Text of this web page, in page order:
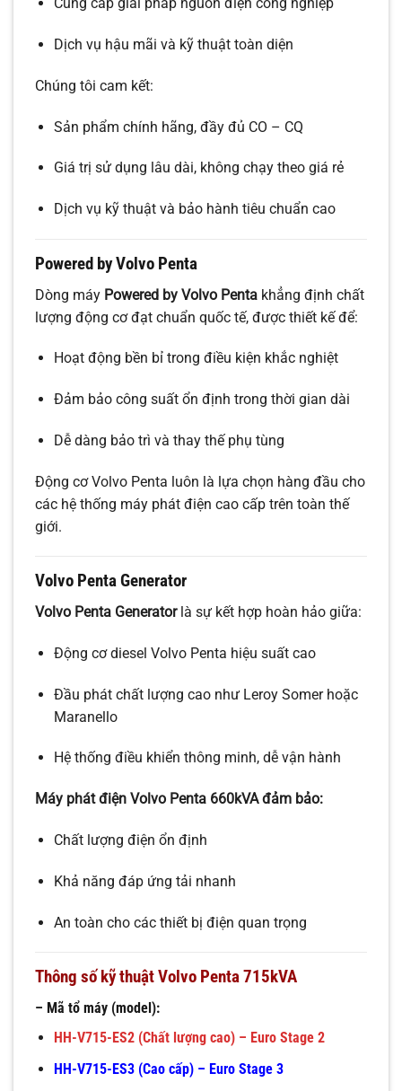
Dịch vụ hậu mãi và kỹ thuật toàn diện
Chúng tôi cam kết:
Sản phẩm chính hãng, đầy đủ CO – CQ
Giá trị sử dụng lâu dài, không chạy theo giá rẻ
Dịch vụ kỹ thuật và bảo hành tiêu chuẩn cao
Powered by Volvo Penta
Dòng máy Powered by Volvo Penta khẳng định chất
lượng động cơ đạt chuẩn quốc tế, được thiết kế để:
Hoạt động bền bỉ trong điều kiện khắc nghiệt
Đảm bảo công suất ổn định trong thời gian dài
Dễ dàng bảo trì và thay thế phụ tùng
Động cơ Volvo Penta luôn là lựa chọn hàng đầu cho
các hệ thống máy phát điện cao cấp trên toàn thế
giới.
Volvo Penta Generator
Volvo Penta Generatorlà sự kết hợp hoàn hảo giữa:
Động cơ diesel Volvo Penta hiệu suất cao
Đầu phát chất lượng cao như Leroy Somer hoặc
Maranello
Hệ thống điều khiển thông minh, dễ vận hành
Máy phát điện Volvo Penta 660kVA đảm bảo:
Chất lượng điện ổn định
Khả năng đáp ứng tải nhanh
An toàn cho các thiết bị điện quan trọng
Thông số kỹ thuật Volvo Penta 715kVA
– Mã tổ máy (model):
HH-V715-ES2 (Chất lượng cao) – Euro Stage 2
HH-V715-ES3 (Cao cấp) – Euro Stage 3